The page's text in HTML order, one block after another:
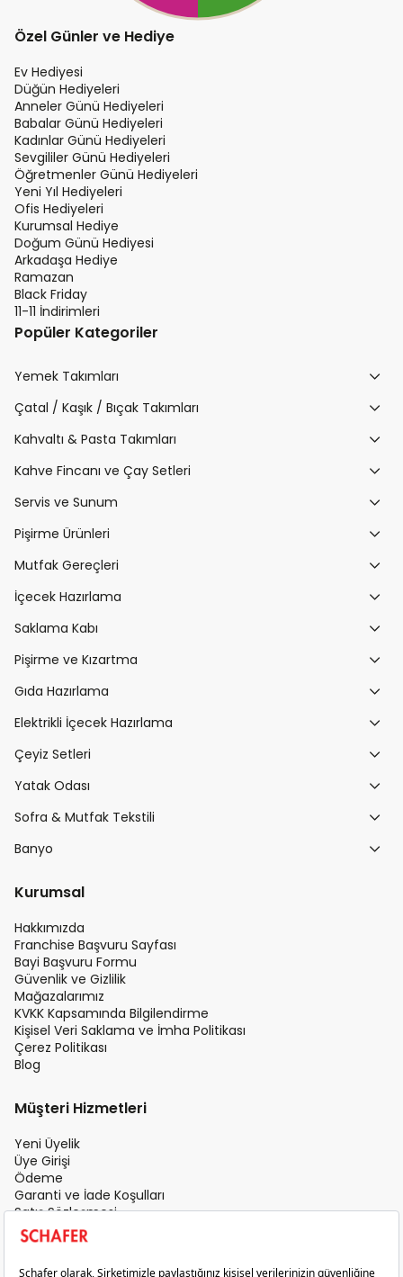
Özel Günler ve Hediye
Ev Hediyesi
Düğün Hediyeleri
Anneler Günü Hediyeleri
Babalar Günü Hediyeleri
Kadınlar Günü Hediyeleri
Sevgililer Günü Hediyeleri
Öğretmenler Günü Hediyeleri
Yeni Yıl Hediyeleri
Ofis Hediyeleri
Kurumsal Hediye
Doğum Günü Hediyesi
Arkadaşa Hediye
Ramazan
Black Friday
11-11 İndirimleri
Popüler Kategoriler
Yemek Takımları
Çatal / Kaşık / Bıçak Takımları
Kahvaltı & Pasta Takımları
Kahve Fincanı ve Çay Setleri
Servis ve Sunum
Pişirme Ürünleri
Mutfak Gereçleri
İçecek Hazırlama
Saklama Kabı
Pişirme ve Kızartma
Gıda Hazırlama
Elektrikli İçecek Hazırlama
Çeyiz Setleri
Yatak Odası
Sofra & Mutfak Tekstili
Banyo
Kurumsal
Hakkımızda
Franchise Başvuru Sayfası
Bayi Başvuru Formu
Güvenlik ve Gizlilik
Mağazalarımız
KVKK Kapsamında Bilgilendirme
Kişisel Veri Saklama ve İmha Politikası
Çerez Politikası
Blog
Müşteri Hizmetleri
Yeni Üyelik
Üye Girişi
Ödeme
Garanti ve İade Koşulları
Satış Sözleşmesi
Üyelik Sözleşmesi
İletişim